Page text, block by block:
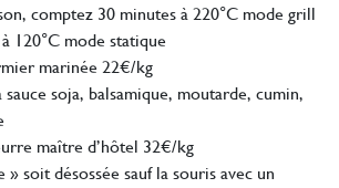
comptez 30 minutes à 220°C mode grill
120°C mode statique
marinée 22€/kg
soja, balsamique, moutarde, cumin,
maître d’hôtel 32€/kg
» soit désossée sauf la souris avec un